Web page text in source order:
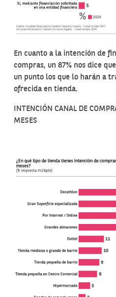
En cuanto a la intención de
compras, un 87% nos dice
un punto los que lo harán a
ofrecida en tienda.
INTENCIÓN CANAL DE
MESES